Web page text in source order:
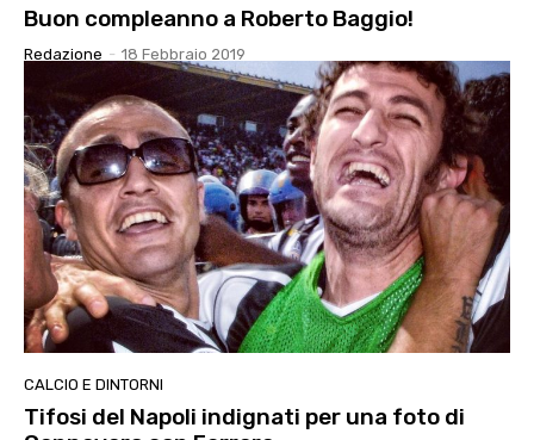
Buon compleanno a Roberto Baggio!
Redazione - 18 Febbraio 2019
CALCIO E DINTORNI
Tifosi del Napoli indignati per una foto di